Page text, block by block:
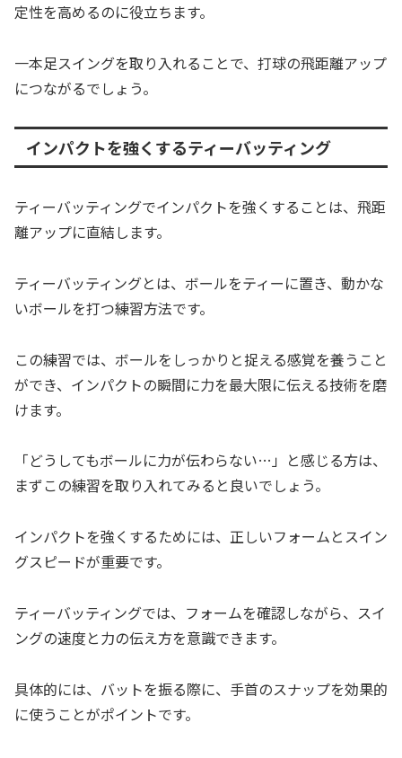
定性を高めるのに役立ちます。
一本足スイングを取り入れることで、打球の飛距離アップ
につながるでしょう。
インパクトを強くするティーバッティング
ティーバッティングでインパクトを強くすることは、飛距
離アップに直結します。
ティーバッティングとは、ボールをティーに置き、動かな
いボールを打つ練習方法です。
この練習では、ボールをしっかりと捉える感覚を養うこと
ができ、インパクトの瞬間に力を最大限に伝える技術を磨
けます。
「どうしてもボールに力が伝わらない…」と感じる方は、
まずこの練習を取り入れてみると良いでしょう。
インパクトを強くするためには、正しいフォームとスイン
グスピードが重要です。
ティーバッティングでは、フォームを確認しながら、スイ
ングの速度と力の伝え方を意識できます。
具体的には、バットを振る際に、手首のスナップを効果的
に使うことがポイントです。